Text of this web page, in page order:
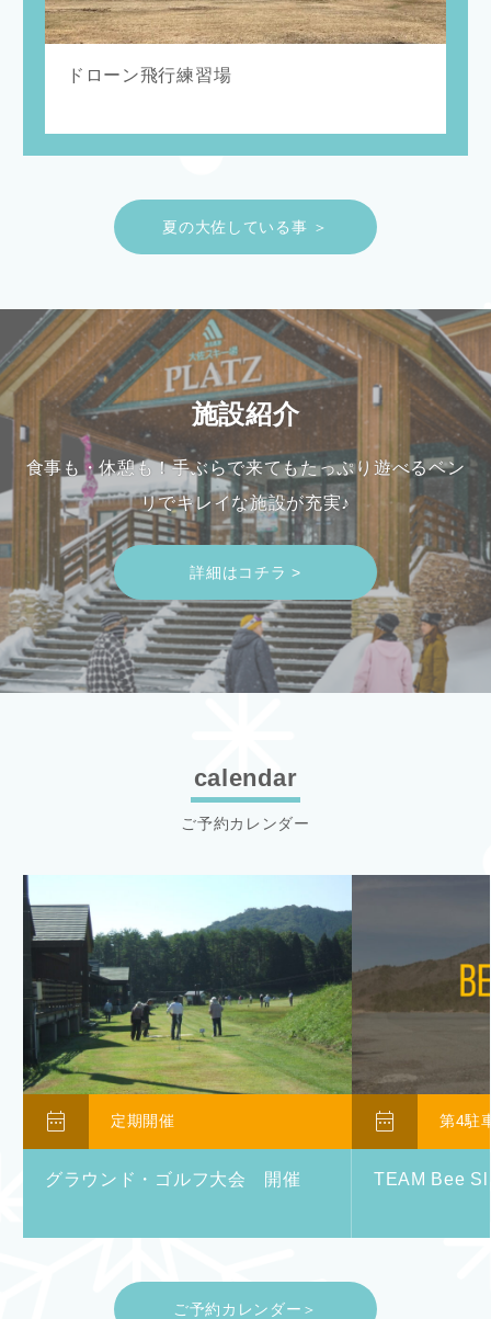
ドローン飛行練習場
夏の大佐している事 ＞
施設紹介
食事も・休憩も！手ぶらで来てもたっぷり遊べるベン
リでキレイな施設が充実♪
詳細はコチラ >
calendar
ご予約カレンダー
 定期開催
グラウンド・ゴルフ大会 開催
 第4駐
TEAM Bee
ご予約カレンダー＞